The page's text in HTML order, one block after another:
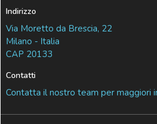
Indirizzo
Via Moretto da Brescia, 22
Milano - Italia
CAP 20133
Contatti
Contatta il nostro team per maggiori